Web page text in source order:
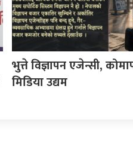
भुत्ते विज्ञापन एजेन्सी,
मिडिया उद्यम